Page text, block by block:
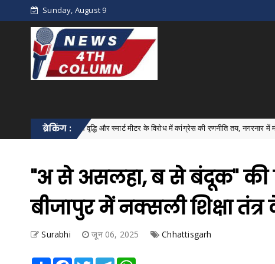
Sunday, August 9
ब्रेकिंग :
बिजली बिल वृद्धि और स्मार्ट मीटर के विरोध में कांग्रेस की रणनीति तय, नगरनार में मंडल बैठक संपन्न
"अ से असलहा, ब से बंदूक" की
बीजापुर में नक्सली शिक्षा
Surabhi जून 06, 2025 Chhattisgarh